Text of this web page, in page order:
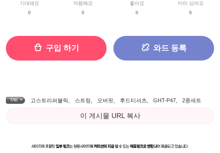
기대돼요
0
저렴해요
0
좋아요
0
이미 샀어요
0
구입 하기 와드 등록
TAG • 고스트리퍼블릭 스트링 오버핏 후드티셔츠 GHT-P47 2종세트
이 게시물 URL 복사